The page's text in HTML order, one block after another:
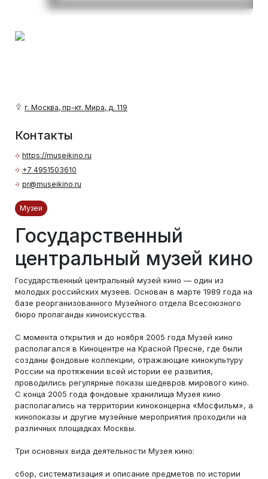
г. Москва, пр-кт. Мира, д. 119
Контакты
https://museikino.ru
+7 4951503610
pr@museikino.ru
Музеи
Государственный
центральный музей кино
Государственный центральный музей кино — один из
молодых российских музеев. Основан в марте 1989 года на
базе реорганизованного Музейного отдела Всесоюзного
бюро пропаганды киноискусства.
С момента открытия и до ноября 2005 года Музей кино
располагался в Киноцентре на Красной Пресне, где были
созданы фондовые коллекции, отражающие кинокультуру
России на протяжении всей истории ее развития,
проводились регулярные показы шедевров мирового кино.
С конца 2005 года фондовые хранилища Музея кино
располагались на территории киноконцерна «Мосфильм», а
кинопоказы и другие музейные мероприятия проходили на
различных площадках Москвы.
Три основных вида деятельности Музея кино:
сбор, систематизация и описание предметов по истории